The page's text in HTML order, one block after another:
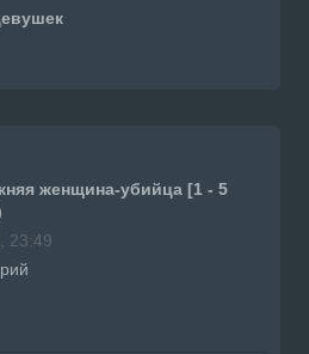
женщина-убийца [1 - 5
23:49